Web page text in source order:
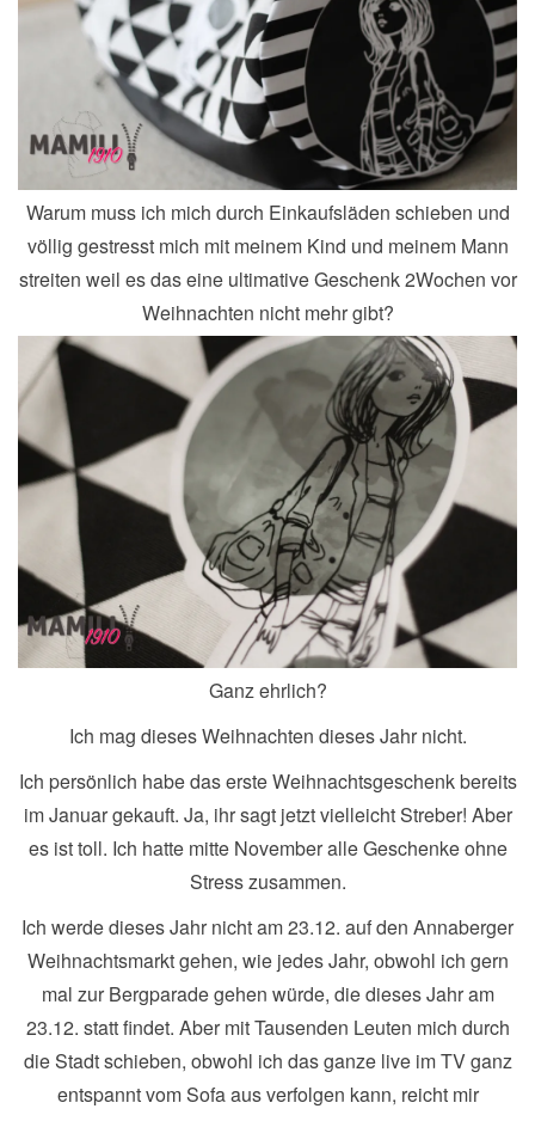
Warum muss ich mich durch Einkaufsläden schieben und
völlig gestresst mich mit meinem Kind und meinem Mann
streiten weil es das eine ultimative Geschenk 2Wochen vor
Weihnachten nicht mehr gibt?
Ganz ehrlich?
Ich mag dieses Weihnachten dieses Jahr nicht.
Ich persönlich habe das erste Weihnachtsgeschenk bereits
im Januar gekauft. Ja, ihr sagt jetzt vielleicht Streber! Aber
es ist toll. Ich hatte mitte November alle Geschenke ohne
Stress zusammen.
Ich werde dieses Jahr nicht am 23.12. auf den Annaberger
Weihnachtsmarkt gehen, wie jedes Jahr, obwohl ich gern
mal zur Bergparade gehen würde, die dieses Jahr am
23.12. statt findet. Aber mit Tausenden Leuten mich durch
die Stadt schieben, obwohl ich das ganze live im TV ganz
entspannt vom Sofa aus verfolgen kann, reicht mir